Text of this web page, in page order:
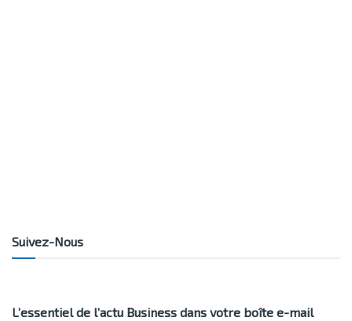
Suivez-Nous
L’essentiel de l’actu Business dans votre boîte e-mail